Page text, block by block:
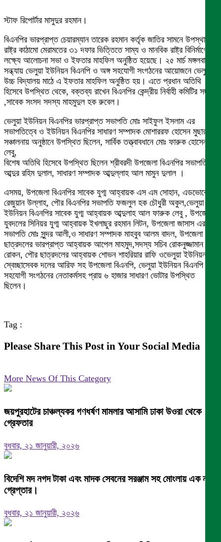
স্টাফ রিপোর্টার মাসুদুর রহমান।
বিএনপির ভারপ্রাপ্ত চেয়ারম্যান তারেক রহমান কর্তৃক জাতির সামনে উপস্থাপিত
রাষ্ট্র কাঠামো মেরামতের ৩১ দফার ভিত্তিতে সাম্য ও মানবিক রাষ্ট্র বিনির্মাণের
লক্ষ্যে আলোচনা সভা ও ইফতার মাহফিল অনুষ্ঠিত হয়েছে। ২৫ মার্চ মঙ্গলবার
সন্ধ্যায় ভেলুয়া ইউনিয়ন বিএনপি ও অঙ্গ সহযোগী সংগঠনের আয়োজনে ভেলুয়া
উচ্চ বিদ্যালয় মাঠে এ ইফতার মাহফিল অনুষ্ঠিত হয়। এতে প্রধান অতিথি
হিসেবে উপস্থিত থেকে, বক্তব্য রাখেন বিএনপির কেন্দ্রীয় নির্বাহী কমিটির সদস্য
,সাবেক সংসদ সদস্য মাহমুদুল হক রুবেল।
ভেলুয়া ইউনিয়ন বিএনপির ভারপ্রাপ্ত সভাপতি মোঃ সাইফুল ইসলাম এর
সভাপতিত্বে ও ইউনিয়ন বিএনপির সাধারণ সম্পাদক মোশাররফ হোসেন মুছার
সঞ্চালনায় অনুষ্ঠানে উপস্থিত ছিলেন, সার্বিক তত্ত্বাবধানে মোঃ ফারুক হোসেন
লেবু,
বিশেষ অতিথি হিসেবে উপস্থিত ছিলেন শ্রীবরদী উপজেলা বিএনপির সভাপতি
আব্দুর রহিম দুলাল, সাধারণ সম্পাদক আব্দুল্লাহ আল মামুন দুলাল ।
এসময়, উপজেলা বিএনপির সাবেক যুগ্ম আহ্বায়ক এস এম সোহান, এডভোকেট
রেজুয়ান উল্লাহ, পৌর বিএনপির সভাপতি ফজলুল হক চৌধুরী অকুল,ভেলুয়া
ইউনিয়ন বিএনপির সাবেক যুগ্ম আহ্বায়ক আব্দুলাহ আল ফারুক লেবু , উপজেলা
যুবদলের সিনিয়র যুগ্ম আহ্বায়ক ইখলাছুর রহমান লিটন, উপজেলা জাসাস এর
সভাপতি মোঃ সুন্দর আলী,ও সাধারণ সম্পাদক মাহবুব আলম বাদল, উপজেলা
ছাত্রদলের ভারপ্রাপ্ত আহ্বায়ক আপেল মাহমুদ,সদস্য সচিব রোকনুজ্জামান
রোকন, পৌর ছাত্রদলের আহ্বায়ক শোভন শাহরিয়ার রাফি ওভেলুয়া ইউনিয়ন
স্বেচ্ছাসেবক দলের আরিফ সহ উপজেলা বিএনপি, ভেলুয়া ইউনিয়ন বিএনপি অঙ্গ
সহযোগী সংগঠনের নেতাকর্মসহ প্রায় ৬ হাজার সাধারণ ভোটার উপস্থিত
ছিলেন।
Tag :
Please Share This Post in Your Social Media
More News Of This Category
জয়পুরহাটের চাঞ্চল্যকর গণধর্ষণ মামলার আসামি ঢাকা উওরা থেকে
গ্রেফতার
বুধবার, ২১ জানুয়ারী, ২০২৬
বিদেশি মদ নগদ টাকা এবং মাদক সেবনের সরঞ্জাম সহ মোংলায় এক নারী
গ্রেপ্তার।
বুধবার, ২১ জানুয়ারী, ২০২৬